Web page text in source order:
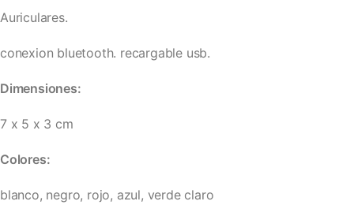
Auriculares.
conexion bluetooth. recargable usb.
Dimensiones:
7 x 5 x 3 cm
Colores:
blanco, negro, rojo, azul, verde claro